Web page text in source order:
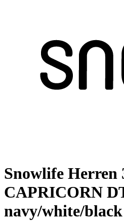
Snowlife Herren
CAPRICORN
navy/white/black